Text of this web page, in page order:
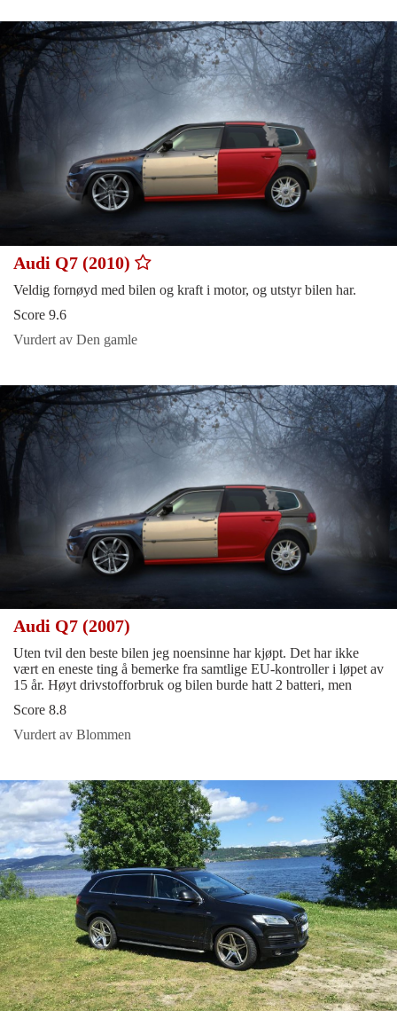
Audi Q7 (2010)
Veldig fornøyd med bilen og kraft i motor, og utstyr bilen har.
Score 9.6
Vurdert av Den gamle
Audi Q7 (2007)
Uten tvil den beste bilen jeg noensinne har kjøpt. Det har ikke
vært en eneste ting å bemerke fra samtlige EU-kontroller i løpet av
15 år. Høyt drivstofforbruk og bilen burde hatt 2 batteri, men
Score 8.8
Vurdert av Blommen